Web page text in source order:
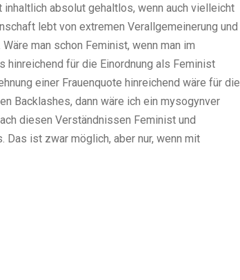
absolut gehaltlos, wenn auch vielleicht
lebt von extremen Verallgemeinerung und
man schon Feminist, wenn man im
für die Einordnung als Feminist
einer Frauenquote hinreichend wäre für die
Backlashes, dann wäre ich ein mysogynver
diesen Verständnissen Feminist und
ist zwar möglich, aber nur, wenn mit